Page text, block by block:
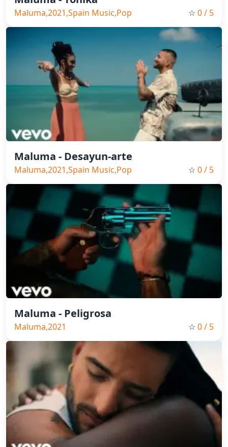
Maluma,2021,Spain Music,Pop ☆ 0/ 5
Maluma - Desayun-arte
Maluma,2021,Spain Music,Pop ☆ 0/ 5
Maluma - Peligrosa
Maluma,2021 ☆ 0/ 5